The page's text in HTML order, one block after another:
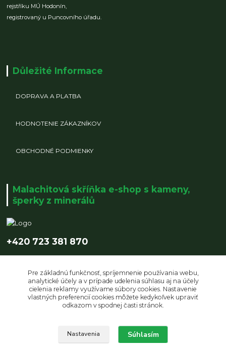
rejstříku MÚ Hodonín,
registrovaný u Puncovního úřadu.
Důležité Informace
DOPRAVA A PLATBA
HODNOTENIE ZÁKAZNÍKOV
OBCHODNÉ PODMIENKY
Malachitová skříňka e-shop s kameny,
šperky z minerálů
+420 723 381 870
Upravit sběr cookies.
Pre základnú funkčnosť, spríjemnenie používania webu,
analytické účely a v prípade udelenia súhlasu aj na účely
cielenia reklamy využívame súbory cookies. Nastavenie
vlastných preferencií cookies môžete kedykoľvek upraviť
odkazom v spodnej časti stránok.
Nastavenia Súhlasím